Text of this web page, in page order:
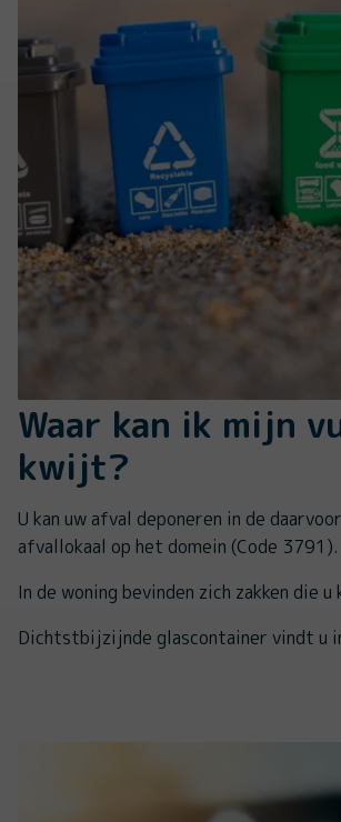
Waar kan ik mijn
kwijt?
U kan uw afval deponeren in de
afvallokaal op het domein (Code 3791).
In de woning bevinden zich zakken die u
Dichtstbijzijnde glascontainer vindt u